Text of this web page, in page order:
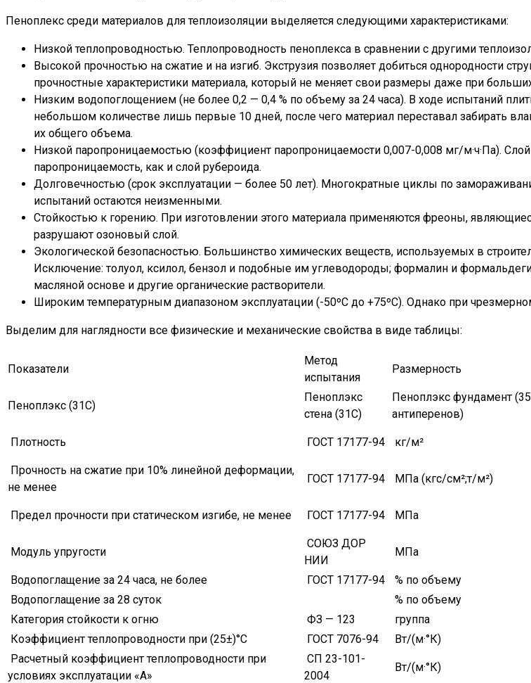
Пеноплекс среди материалов для теплоизоляции выделяется следующими характеристиками:
Низкой теплопроводностью. Теплопроводность пеноплекса в сравнении с другими
Высокой прочностью на сжатие и на изгиб. Экструзия позволяет добиться однородности
прочностные характеристики материала, который не меняет свои размеры даже при
Низким водопоглощением (не более 0,2 — 0,4 % по объему за 24 часа). В ходе испытаний
небольшом количестве лишь первые 10 дней, после чего материал переставал забирать
их общего объема.
Низкой паропроницаемостью (коэффициент паропроницаемости 0,007-0,008 мг/м·ч·Па).
паропроницаемость, как и слой рубероида.
Долговечностью (срок эксплуатации — более 50 лет). Многократные циклы по
испытаний остаются неизменными.
Стойкостью к горению. При изготовлении этого материала применяются фреоны,
разрушают озоновый слой.
Экологической безопасностью. Большинство химических веществ, используемых в
Исключение: толуол, ксилол, бензол и подобные им углеводороды; формалин и
масляной основе и другие органические растворители.
Широким температурным диапазоном эксплуатации (-50ºС до +75ºС). Однако при
Выделим для наглядности все физические и механические свойства в виде таблицы:
Показатели
Метод
испытания
Размерность
Пеноплэкс (31С)
Пеноплэкс
стена (31С)
Пеноплэкс фундамент
антиперенов)
Плотность ГОСТ 17177-94 кг/м²
Прочность на сжатие при 10% линейной деформации,
не менее
ГОСТ 17177-94 МПа (кгс/см²;т/м²)
Предел прочности при статическом изгибе, не менее ГОСТ 17177-94 МПа
Модуль упругости
СОЮЗ ДОР
НИИ
МПа
Водопоглащение за 24 часа, не более ГОСТ 17177-94 % по объему
Водопоглащение за 28 суток
% по объему
Категория стойкости к огню
ФЗ — 123 группа
Коэффициент теплопроводности при (25±)°С
ГОСТ 7076-94 Вт/(м·°К)
Расчетный коэффициент теплопроводности при
условиях эксплуатации «А»
СП 23-101-
2004
Вт/(м·°К)